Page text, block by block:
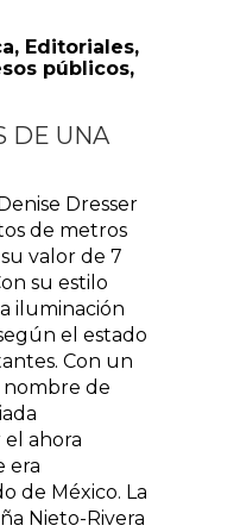
, Editoriales,
públicos,
DE UNA
Dresser
de metros
valor de 7
su estilo
iluminación
el estado
Con un
de
ahora
era
de México. La
Nieto-Rivera